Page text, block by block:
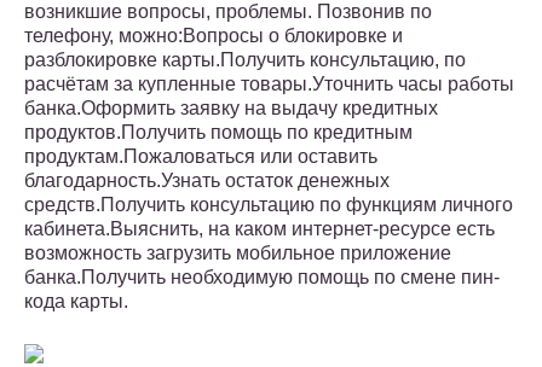
возникшие вопросы, проблемы. Позвонив по
телефону, можно:Вопросы о блокировке и
разблокировке карты.Получить консультацию, по
расчётам за купленные товары.Уточнить часы работы
банка.Оформить заявку на выдачу кредитных
продуктов.Получить помощь по кредитным
продуктам.Пожаловаться или оставить
благодарность.Узнать остаток денежных
средств.Получить консультацию по функциям личного
кабинета.Выяснить, на каком интернет-ресурсе есть
возможность загрузить мобильное приложение
банка.Получить необходимую помощь по смене пин-
кода карты.